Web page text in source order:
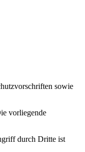
sowie
vorliegende
durch Dritte ist